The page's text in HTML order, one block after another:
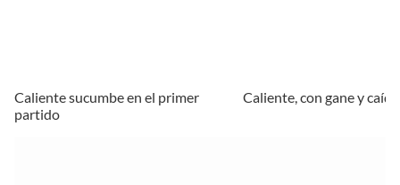
Caliente sucumbe en el primer
partido
Caliente, con gane y caída